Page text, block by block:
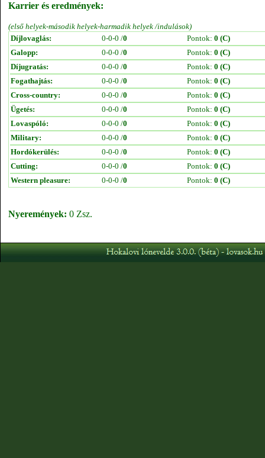
Karrier és eredmények:
(első helyek-második helyek-harmadik helyek /indulások)
Díjlovaglás:
0-0-0 /0 Pontok: 0 (C)
Galopp:
0-0-0 /0 Pontok: 0 (C)
Díjugratás:
0-0-0 /0 Pontok: 0 (C)
Fogathajtás:
0-0-0 /0 Pontok: 0 (C)
Cross-country:
0-0-0 /0 Pontok: 0 (C)
Ügetés:
0-0-0 /0 Pontok: 0 (C)
Lovaspóló:
0-0-0 /0 Pontok: 0 (C)
Military:
0-0-0 /0 Pontok: 0 (C)
Hordókerülés:
0-0-0 /0 Pontok: 0 (C)
Cutting:
0-0-0 /0 Pontok: 0 (C)
Western pleasure:
0-0-0 /0 Pontok: 0 (C)
Nyeremények: 0 Zsz.